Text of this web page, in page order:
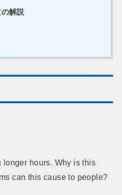
解説
longer hours. Why is this
can this cause to people?